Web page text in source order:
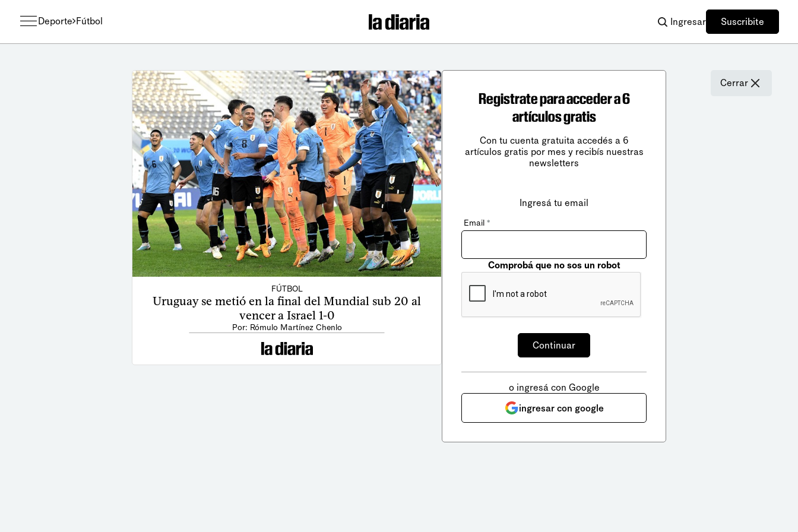
Deporte Fútbol Ingresar Suscribite
FÚTBOL
Uruguay se metió en la final del Mundial sub 20 al
vencer a Israel 1-0
Por: Rómulo Martínez Chenlo
Cerrar
Registrate para acceder a 6
artículos gratis
Con tu cuenta gratuita accedés a 6
artículos gratis por mes y recibís nuestras
newsletters
Ingresá tu email
Email *
Comprobá que no sos un robot
o ingresá con Google
ingresar con google